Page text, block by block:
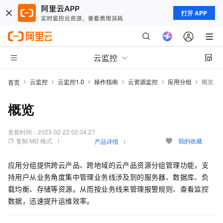
打开 APP
云监控
首页 云监控 云监控1.0 操作指南 云资源监控 应用分组 概览
概览
更新时间： 2023-02-22 02:34:27
复制 MD 格式
产品详情 我的收藏
应用分组提供跨云产品、跨地域的云产品资源分组管理功能，支
持用户从业务角度集中管理业务线涉及到的服务器、数据库、负
载均衡、存储等资源。从而按业务线来管理报警规则、查看监控
数据，迅速提升运维效率。